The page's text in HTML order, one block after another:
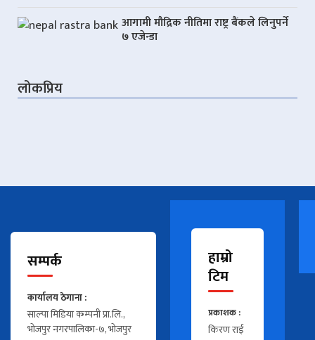
आगामी मौद्रिक नीतिमा राष्ट्र बैंकले लिनुपर्ने
७ एजेन्डा
लोकप्रिय
सम्पर्क
कार्यालय ठेगाना :
साल्पा मिडिया कम्पनी प्रा.लि.,
भोजपुर नगरपालिका-७, भोजपुर
हाम्रो
टिम
प्रकाशक :
किरण राई